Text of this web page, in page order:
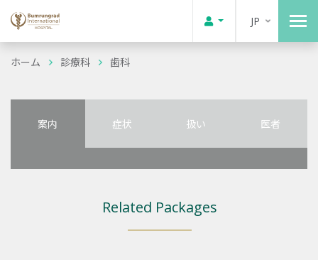
JP
ホーム 診療科 歯科
案内 症状 扱い 医者
Related Packages